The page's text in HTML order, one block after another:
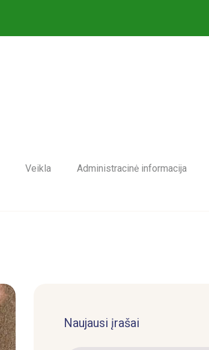
Veikla Administracinė informacija
Naujausi įrašai